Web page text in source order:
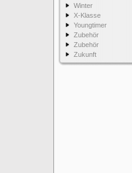
Winter
X-Klasse
Youngtimer
Zubehör
Zubehör
Zukunft